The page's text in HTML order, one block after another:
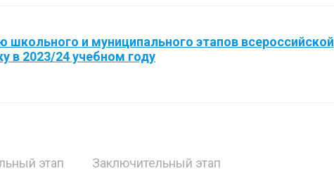
и муниципального этапов всероссийской
в 2023/24 учебном году
этап Заключительный этап